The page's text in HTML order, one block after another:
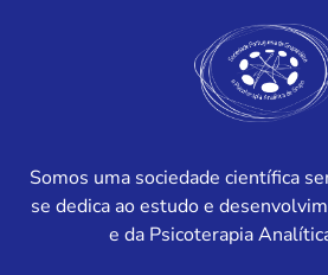
Somos uma sociedade científica
se dedica ao estudo e
e da Psicoterapia